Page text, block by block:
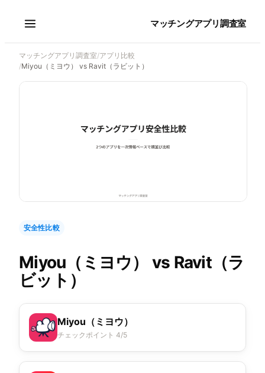
マッチングアプリ調査室
マッチングアプリ調査室/アプリ比較
/Miyou（ミヨウ） vs Ravit（ラビット）
安全性比較
Miyou（ミヨウ） vs Ravit（ラ
ビット）
Miyou（ミヨウ）
チェックポイント 4/5